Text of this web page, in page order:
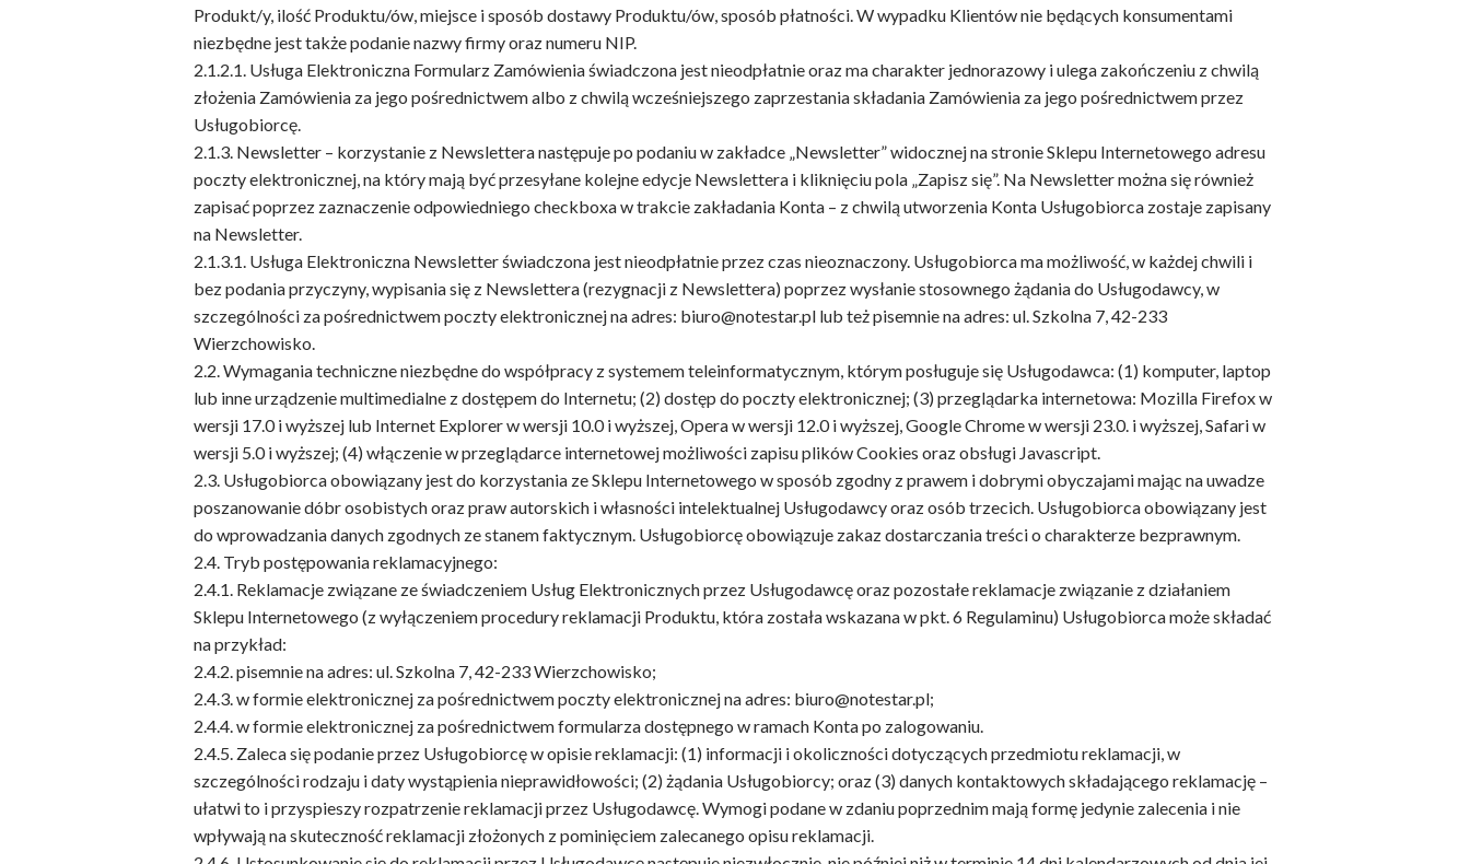
Produkt/y, ilość Produktu/ów, miejsce i sposób dostawy Produktu/ów, sposób płatności. W wypadku Klientów nie będących konsumentami
niezbędne jest także podanie nazwy firmy oraz numeru NIP.
2.1.2.1. Usługa Elektroniczna Formularz Zamówienia świadczona jest nieodpłatnie oraz ma charakter jednorazowy i ulega zakończeniu z chwilą
złożenia Zamówienia za jego pośrednictwem albo z chwilą wcześniejszego zaprzestania składania Zamówienia za jego pośrednictwem przez
Usługobiorcę.
2.1.3. Newsletter – korzystanie z Newslettera następuje po podaniu w zakładce „Newsletter” widocznej na stronie Sklepu Internetowego adresu
poczty elektronicznej, na który mają być przesyłane kolejne edycje Newslettera i kliknięciu pola „Zapisz się”. Na Newsletter można się również
zapisać poprzez zaznaczenie odpowiedniego checkboxa w trakcie zakładania Konta – z chwilą utworzenia Konta Usługobiorca zostaje zapisany
na Newsletter.
2.1.3.1. Usługa Elektroniczna Newsletter świadczona jest nieodpłatnie przez czas nieoznaczony. Usługobiorca ma możliwość, w każdej chwili i
bez podania przyczyny, wypisania się z Newslettera (rezygnacji z Newslettera) poprzez wysłanie stosownego żądania do Usługodawcy, w
szczególności za pośrednictwem poczty elektronicznej na adres: biuro@notestar.pl lub też pisemnie na adres: ul. Szkolna 7, 42-233
Wierzchowisko.
2.2. Wymagania techniczne niezbędne do współpracy z systemem teleinformatycznym, którym posługuje się Usługodawca: (1) komputer, laptop
lub inne urządzenie multimedialne z dostępem do Internetu; (2) dostęp do poczty elektronicznej; (3) przeglądarka internetowa: Mozilla Firefox w
wersji 17.0 i wyższej lub Internet Explorer w wersji 10.0 i wyższej, Opera w wersji 12.0 i wyższej, Google Chrome w wersji 23.0. i wyższej, Safari w
wersji 5.0 i wyższej; (4) włączenie w przeglądarce internetowej możliwości zapisu plików Cookies oraz obsługi Javascript.
2.3. Usługobiorca obowiązany jest do korzystania ze Sklepu Internetowego w sposób zgodny z prawem i dobrymi obyczajami mając na uwadze
poszanowanie dóbr osobistych oraz praw autorskich i własności intelektualnej Usługodawcy oraz osób trzecich. Usługobiorca obowiązany jest
do wprowadzania danych zgodnych ze stanem faktycznym. Usługobiorcę obowiązuje zakaz dostarczania treści o charakterze bezprawnym.
2.4. Tryb postępowania reklamacyjnego:
2.4.1. Reklamacje związane ze świadczeniem Usług Elektronicznych przez Usługodawcę oraz pozostałe reklamacje związanie z działaniem
Sklepu Internetowego (z wyłączeniem procedury reklamacji Produktu, która została wskazana w pkt. 6 Regulaminu) Usługobiorca może składać
na przykład:
2.4.2. pisemnie na adres: ul. Szkolna 7, 42-233 Wierzchowisko;
2.4.3. w formie elektronicznej za pośrednictwem poczty elektronicznej na adres: biuro@notestar.pl;
2.4.4. w formie elektronicznej za pośrednictwem formularza dostępnego w ramach Konta po zalogowaniu.
2.4.5. Zaleca się podanie przez Usługobiorcę w opisie reklamacji: (1) informacji i okoliczności dotyczących przedmiotu reklamacji, w
szczególności rodzaju i daty wystąpienia nieprawidłowości; (2) żądania Usługobiorcy; oraz (3) danych kontaktowych składającego reklamację –
ułatwi to i przyspieszy rozpatrzenie reklamacji przez Usługodawcę. Wymogi podane w zdaniu poprzednim mają formę jedynie zalecenia i nie
wpływają na skuteczność reklamacji złożonych z pominięciem zalecanego opisu reklamacji.